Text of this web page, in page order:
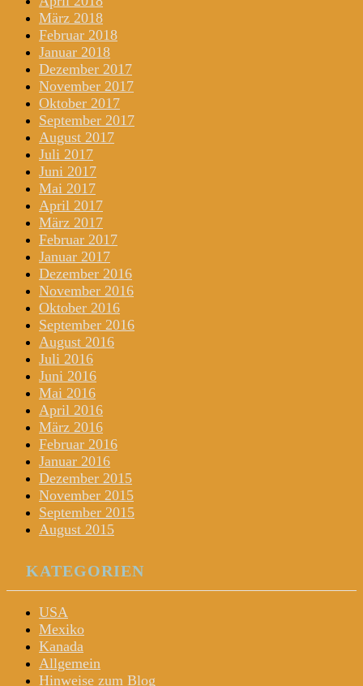
März 2018
Februar 2018
Januar 2018
Dezember 2017
November 2017
Oktober 2017
September 2017
August 2017
Juli 2017
Juni 2017
Mai 2017
April 2017
März 2017
Februar 2017
Januar 2017
Dezember 2016
November 2016
Oktober 2016
September 2016
August 2016
Juli 2016
Juni 2016
Mai 2016
April 2016
März 2016
Februar 2016
Januar 2016
Dezember 2015
November 2015
September 2015
August 2015
KATEGORIEN
USA
Mexiko
Kanada
Allgemein
Hinweise zum Blog